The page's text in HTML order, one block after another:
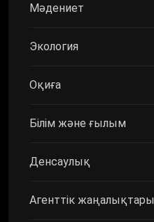
Мәдениет
Экология
Оқиға
Білім және ғылым
Денсаулық
Агенттік жаңалықтары